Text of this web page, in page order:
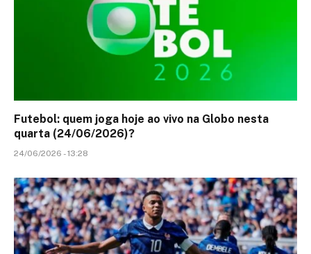
Futebol: quem joga hoje ao vivo na Globo nesta
quarta (24/06/2026)?
24/06/2026 - 13:28